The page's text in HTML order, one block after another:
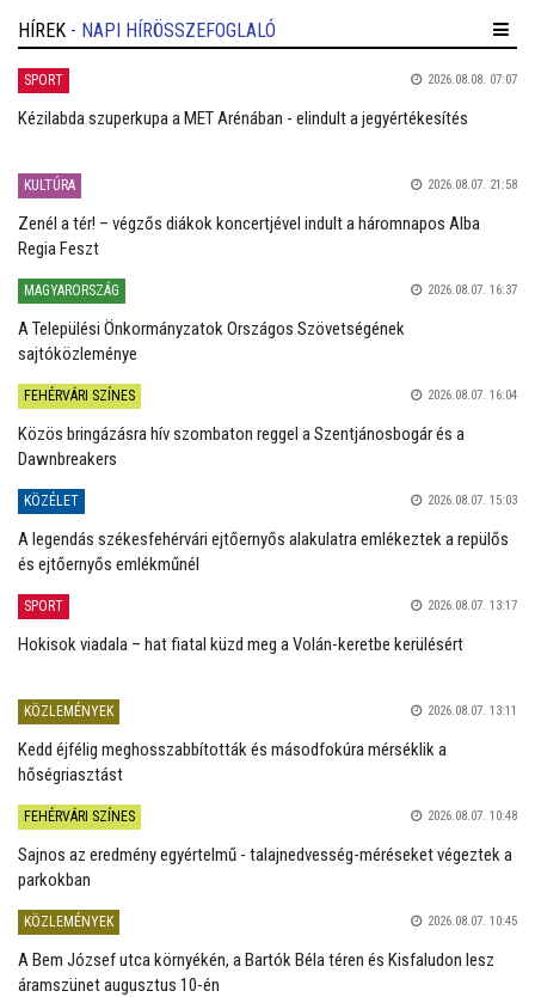
HÍREK - NAPI HÍRÖSSZEFOGLALÓ
SPORT 2026.08.08. 07:07
Kézilabda szuperkupa a MET Arénában - elindult a jegyértékesítés
KULTÚRA 2026.08.07. 21:58
Zenél a tér! – végzős diákok koncertjével indult a háromnapos Alba
Regia Feszt
MAGYARORSZÁG 2026.08.07. 16:37
A Települési Önkormányzatok Országos Szövetségének
sajtóközleménye
FEHÉRVÁRI SZÍNES 2026.08.07. 16:04
Közös bringázásra hív szombaton reggel a Szentjánosbogár és a
Dawnbreakers
KÖZÉLET 2026.08.07. 15:03
A legendás székesfehérvári ejtőernyős alakulatra emlékeztek a repülős
és ejtőernyős emlékműnél
SPORT 2026.08.07. 13:17
Hokisok viadala – hat fiatal küzd meg a Volán-keretbe kerülésért
KÖZLEMÉNYEK 2026.08.07. 13:11
Kedd éjfélig meghosszabbították és másodfokúra mérséklik a
hőségriasztást
FEHÉRVÁRI SZÍNES 2026.08.07. 10:48
Sajnos az eredmény egyértelmű - talajnedvesség-méréseket végeztek a
parkokban
KÖZLEMÉNYEK 2026.08.07. 10:45
A Bem József utca környékén, a Bartók Béla téren és Kisfaludon lesz
áramszünet augusztus 10-én